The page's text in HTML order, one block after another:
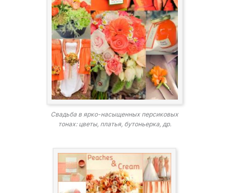
Свадьба в ярко-насыщенных персиковых
тонах: цветы, платья, бутоньерка, др.